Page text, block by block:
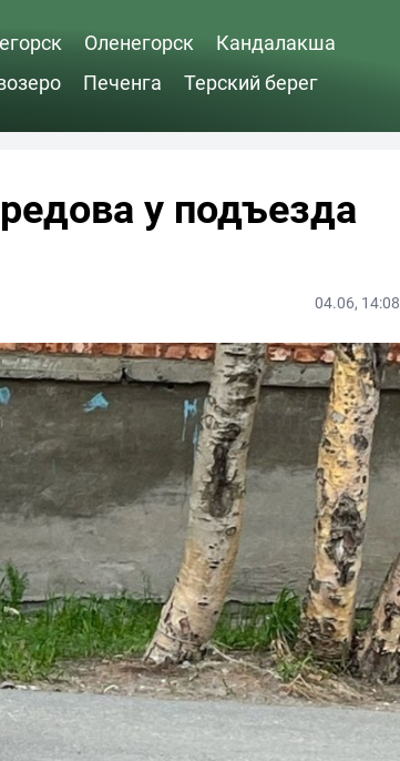
Оленегорск
Кандалакша
Печенга Терский берег
у подъезда
04.06, 14:08